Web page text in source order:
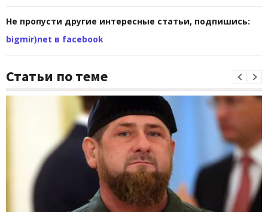
Не пропусти другие интересные статьи, подпишись:
bigmir)net в facebook
Статьи по теме